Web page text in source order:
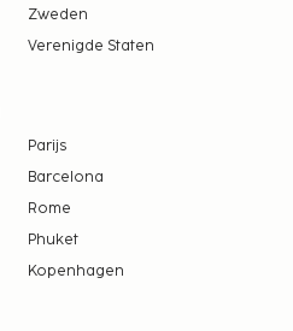
Zweden
Verenigde Staten
Parijs
Barcelona
Rome
Phuket
Kopenhagen